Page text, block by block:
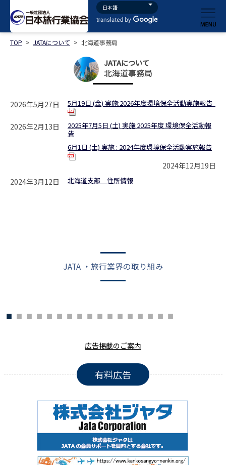
TOP > JATAについて > 北海道事務局
JATAについて
北海道事務局
5月19日 (金) 実施:2026年度環境保全活動実施報告
2026年5月27日
2025年7月5日 (土) 実施:2025年度 環境保全活動報
告
2026年2月13日
6月1日 (土) 実施 : 2024年度環境保全活動実施報告
2024年12月19日
北海道支部 住所情報
2024年3月12日
JATA ・旅行業界の取り組み
広告掲載のご案内
有料広告